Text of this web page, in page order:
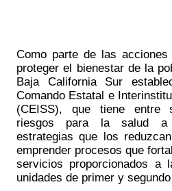
Como parte de las
proteger el bienestar de la
Baja California Sur
Comando Estatal e
(CEISS), que tiene entre
riesgos para la salud a
estrategias que los
emprender procesos que
servicios proporcionados a
unidades de primer y